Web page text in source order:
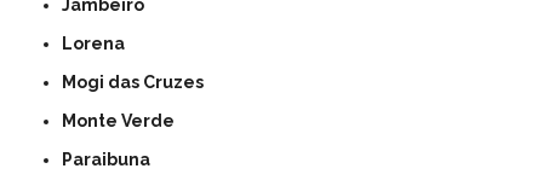
Jambeiro
Lorena
Mogi das Cruzes
Monte Verde
Paraibuna